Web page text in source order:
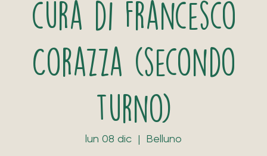
cura di Francesco
Corazza (secondo
turno)
lun 08 dic
  |
Belluno